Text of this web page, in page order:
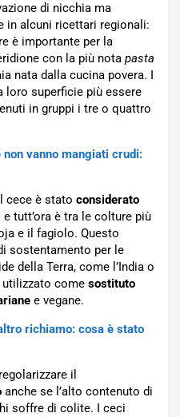
di nicchia ma
in alcuni ricettari regionali:
è importante per la
con la più nota pasta
nata dalla cucina povera. I
loro superficie più essere
in gruppi i tre o quattro
vanno mangiati crudi:
cece è stato considerato
e tutt’ora è tra le colture più
e il fagiolo. Questo
sostentamento per le
della Terra, come l’India o
come sostituto
e vegane.
richiamo: cosa è stato
il
anche se l’alto contenuto di
soffre di colite. I ceci